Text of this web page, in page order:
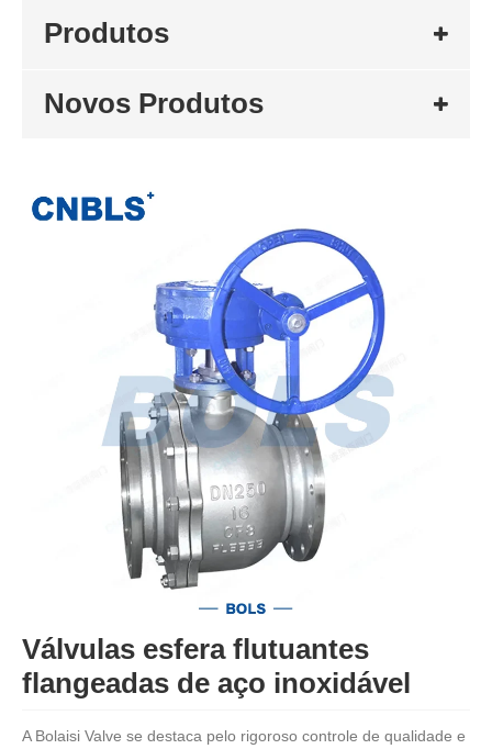
Produtos
Novos Produtos
Válvulas esfera flutuantes
flangeadas de aço inoxidável
A Bolaisi Valve se destaca pelo rigoroso controle de qualidade e